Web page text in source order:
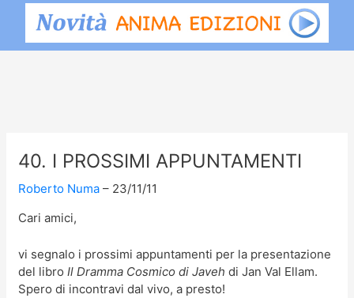
40. I PROSSIMI APPUNTAMENTI
Roberto Numa
23/11/11
Cari amici,
vi segnalo i prossimi appuntamenti per la presentazione
del libroIl Dramma Cosmico di Javeh di Jan Val Ellam.
Spero di incontravi dal vivo, a presto!